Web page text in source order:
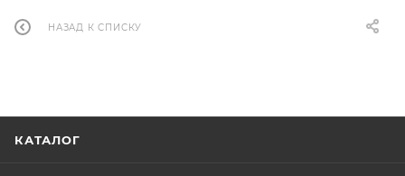
НАЗАД К СПИСКУ
КАТАЛОГ